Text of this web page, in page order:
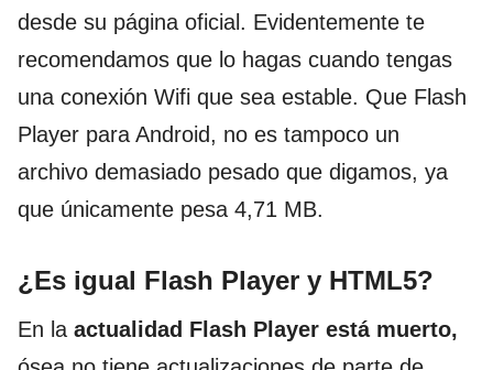
desde su página oficial. Evidentemente te
recomendamos que lo hagas cuando tengas
una conexión Wifi que sea estable. Que Flash
Player para Android, no es tampoco un
archivo demasiado pesado que digamos, ya
que únicamente pesa 4,71 MB.
¿Es igual Flash Player y HTML5?
En la actualidad Flash Player está muerto,